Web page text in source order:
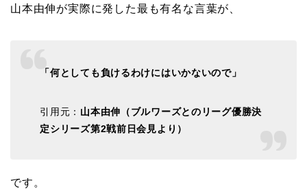
山本由伸が実際に発した最も有名な言葉が、
「何としても負けるわけにはいかないので」
引用元： 山本由伸（ブルワーズとのリーグ優勝決
定シリーズ第2戦前日会見より）
です。